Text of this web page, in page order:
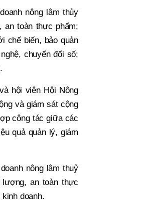
nông lâm thủy
an toàn thực phẩm;
chế biến, bảo quản
chuyển đổi số;
hội viên Hội Nông
và giám sát cộng
công tác giữa các
quả quản lý, giám
nông lâm thuỷ
an toàn thực
doanh.